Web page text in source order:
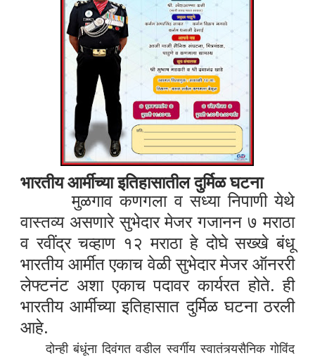
भारतीय आर्मीच्या इतिहासातील दुर्मिळ घटना
मुळगाव कणगला व सध्या निपाणी येथे
वास्तव्य असणारे सुभेदार मेजर गजानन ७ मराठा
व रवींद्र चव्हाण १२ मराठा हे दोघे सख्खे बंधू
भारतीय आर्मीत एकाच वेळी सुभेदार मेजर ऑनररी
लेफ्टनंट अशा एकाच पदावर कार्यरत होते. ही
भारतीय आर्मीच्या इतिहासात दुर्मिळ घटना ठरली
आहे.
दोन्ही बंधूंना दिवंगत वडील स्वर्गीय स्वातंत्र्यसैनिक गोविंद